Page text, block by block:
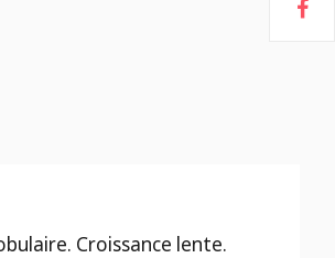
Croissance lente.